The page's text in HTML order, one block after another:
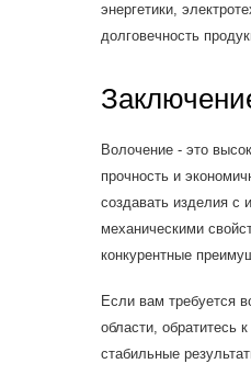
энергетики,
долговечность
Волочение - это
прочность и
создавать изделия
механическими
конкурентные
Если вам требуется
области, обратитесь
стабильные